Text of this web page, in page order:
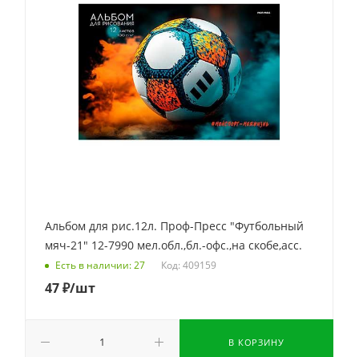
Альбом для рис.12л. Проф-Пресс "Футбольный
мяч-21" 12-7990 мел.обл.,бл.-офс.,на скобе,асс.
Есть в наличии: 27 Код: 409159
47₽/шт
В КОРЗИНУ